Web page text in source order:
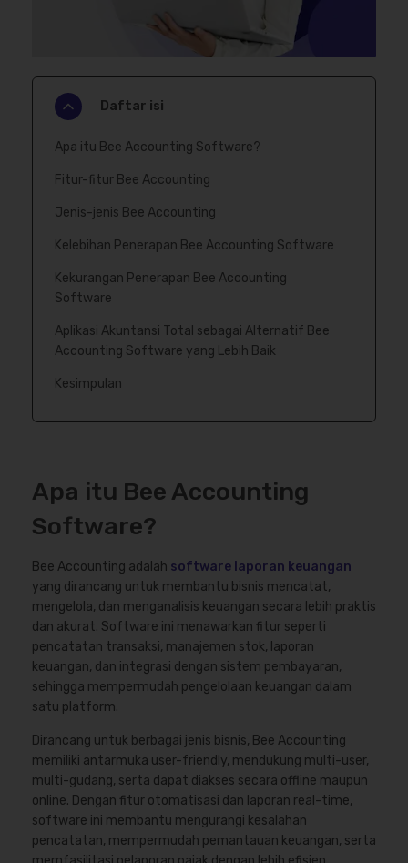
Daftar isi
Apa itu Bee Accounting Software?
Fitur-fitur Bee Accounting
Jenis-jenis Bee Accounting
Kelebihan Penerapan Bee Accounting Software
Kekurangan Penerapan Bee Accounting
Software
Aplikasi Akuntansi Total sebagai Alternatif Bee
Accounting Software yang Lebih Baik
Kesimpulan
Apa itu Bee Accounting
Software?
Bee Accounting adalah software laporan keuangan
yang dirancang untuk membantu bisnis mencatat,
mengelola, dan menganalisis keuangan secara lebih praktis
dan akurat. Software ini menawarkan fitur seperti
pencatatan transaksi, manajemen stok, laporan
keuangan, dan integrasi dengan sistem pembayaran,
sehingga mempermudah pengelolaan keuangan dalam
satu platform.
Dirancang untuk berbagai jenis bisnis, Bee Accounting
memiliki antarmuka user-friendly, mendukung multi-user,
multi-gudang, serta dapat diakses secara offline maupun
online. Dengan fitur otomatisasi dan laporan real-time,
software ini membantu mengurangi kesalahan
pencatatan, mempermudah pemantauan keuangan, serta